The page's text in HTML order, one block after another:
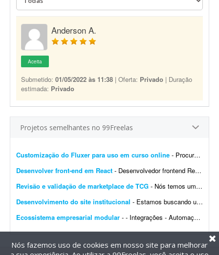
Anderson A.
Aceita
Submetido: 01/05/2022 às 11:38 | Oferta: Privado | Duração
estimada: Privado
Projetos semelhantes no 99Freelas
Customização do Fluxer para uso em curso online - Procuro desenvolvedor para fazer algumas customizações na API do Fluxer (fluxer.app) para uso em um curso online. A ideia é manter praticamente toda a estrutura atual da plata...
Desenvolver front-end em React - Desenvolvedor frontend React com Tailwind CSS. Experiência na integração de APIs REST e autenticação por token (AWS Cognito é diferencial). O design j&aacut...
Revisão e validação de marketplace de TCG - Nós temos um site de marketplace de TCG (trading card game) chamado Capital Collectibles e gostaria de um programador front-end e back-end para nos ajudar a revisar a estrutura e validar a p...
Desenvolvimento do site institucional - Estamos buscando um web designer/desenvolvedor para criar o novo site institucional da BonaFruta Sorvetes. Nossa principal referência de experiência, qualidade visual, navegaç&a...
Ecossistema empresarial modular - - Integrações - Automações - Configuração de servidor - Criação de ferramentas Exemplo de trabalho: Configuração de VPS, scrap...
Nós fazemos uso de cookies em nosso site para melhorar